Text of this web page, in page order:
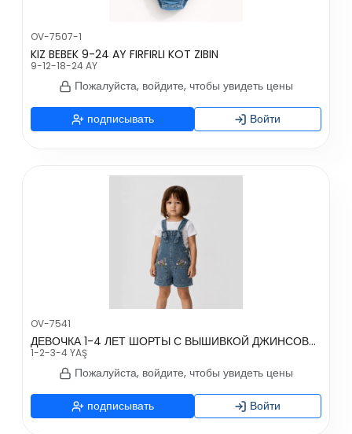
OV-7507-1
KIZ BEBEK 9-24 AY FIRFIRLI KOT ZIBIN
9-12-18-24 AY
Пожалуйста, войдите, чтобы увидеть цены
подписывать Войти
OV-7541
ДЕВОЧКА 1-4 ЛЕТ ШОРТЫ С ВЫШИВКОЙ ДЖИНСОВЫЙ САЛОПЕТ
1-2-3-4 YAŞ
Пожалуйста, войдите, чтобы увидеть цены
подписывать Войти